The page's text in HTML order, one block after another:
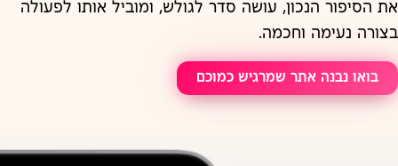
את הסיפור הנכון, עושה סדר לגולש, ומוביל אותו לפעולה
בצורה נעימה וחכמה.
בואו נבנה אתר שמרגיש כמוכם